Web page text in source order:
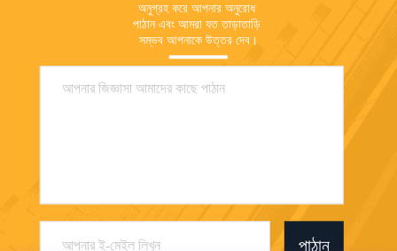
অনুগ্রহ করে আপনার অনুরোধ
পাঠান এবং আমরা যত তাড়াতাড়ি
সম্ভব আপনাকে উত্তর দেব।
পাঠান